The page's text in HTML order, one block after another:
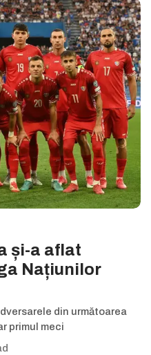
și-a aflat
Națiunilor
din următoarea
primul meci